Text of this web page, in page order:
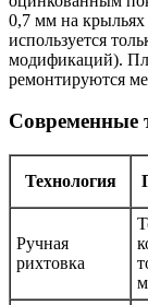
0,7 мм на
используется
модификаций).
ремонтируются
Современные
Технология
Ручная
рихтовка